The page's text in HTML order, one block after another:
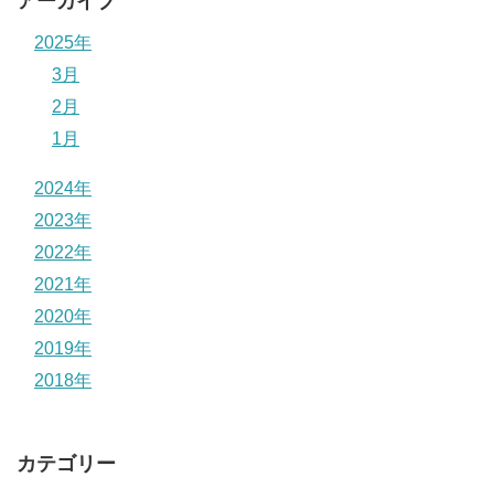
2025年
3月
2月
1月
2024年
2023年
2022年
2021年
2020年
2019年
2018年
カテゴリー